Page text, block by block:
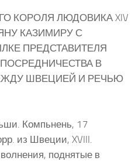
КОРОЛЯ ЛЮДОВИКА XIV
КАЗИМИРУ С
ПРЕДСТАВИТЕЛЯ
В
ШВЕЦИЕЙ И РЕЧЬЮ
Компьнень, 17
из Швеции, XVIII.
поднятые в